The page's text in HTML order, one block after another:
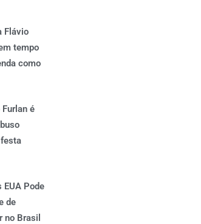
Flávio
tempo
como
é
EUA Pode
de
no Brasil